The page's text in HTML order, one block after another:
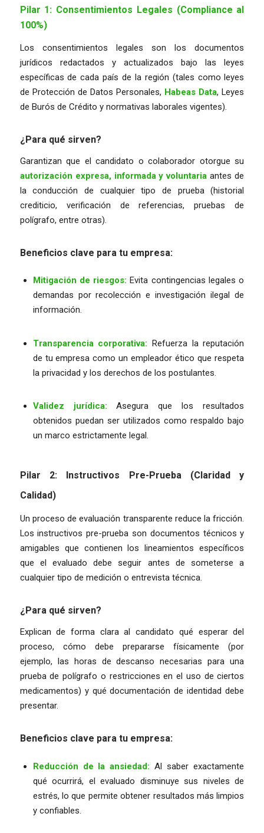
Pilar 1: Consentimientos Legales (Compliance al
100%)
Los consentimientos legales son los documentos
jurídicos redactados y actualizados bajo las leyes
específicas de cada país de la región (tales como leyes
de Protección de Datos Personales, Habeas Data, Leyes
de Burós de Crédito y normativas laborales vigentes).
¿Para qué sirven?
Garantizan que el candidato o colaborador otorgue su
autorización expresa, informada y voluntaria antes de
la conducción de cualquier tipo de prueba (historial
crediticio, verificación de referencias, pruebas de
polígrafo, entre otras).
Beneficios clave para tu empresa:
Mitigación de riesgos: Evita contingencias legales o
demandas por recolección e investigación ilegal de
información.
Transparencia corporativa: Refuerza la reputación
de tu empresa como un empleador ético que respeta
la privacidad y los derechos de los postulantes.
Validez jurídica: Asegura que los resultados
obtenidos puedan ser utilizados como respaldo bajo
un marco estrictamente legal.
Pilar 2: Instructivos Pre-Prueba (Claridad y
Calidad)
Un proceso de evaluación transparente reduce la fricción.
Los instructivos pre-prueba son documentos técnicos y
amigables que contienen los lineamientos específicos
que el evaluado debe seguir antes de someterse a
cualquier tipo de medición o entrevista técnica.
¿Para qué sirven?
Explican de forma clara al candidato qué esperar del
proceso, cómo debe prepararse físicamente (por
ejemplo, las horas de descanso necesarias para una
prueba de polígrafo o restricciones en el uso de ciertos
medicamentos) y qué documentación de identidad debe
presentar.
Beneficios clave para tu empresa:
Reducción de la ansiedad: Al saber exactamente
qué ocurrirá, el evaluado disminuye sus niveles de
estrés, lo que permite obtener resultados más limpios
y confiables.